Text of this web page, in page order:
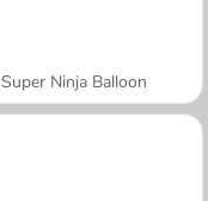
Super Ninja Balloon